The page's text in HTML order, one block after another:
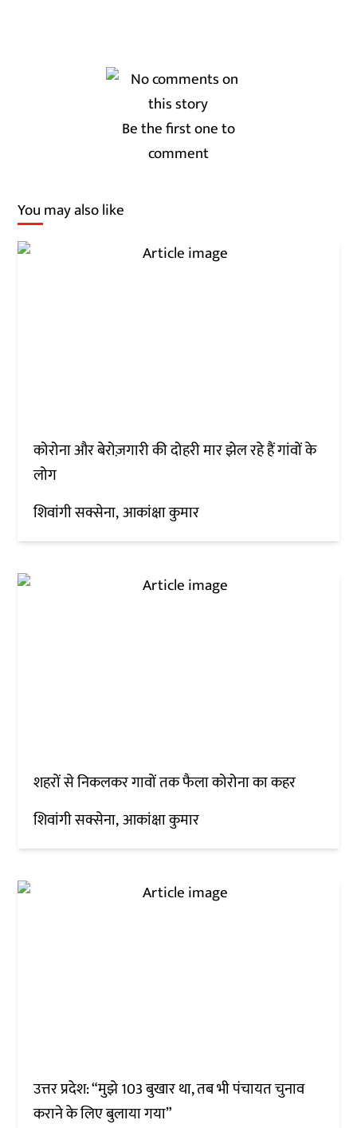
Be the first one to
comment
You may also like
कोरोना और बेरोज़गारी की दोहरी मार झेल रहे हैं गांवों के
लोग
शिवांगी सक्सेना आकांक्षा कुमार
शहरों से निकलकर गावों तक फैला कोरोना का कहर
शिवांगी सक्सेना आकांक्षा कुमार
उत्तर प्रदेश: “मुझे 103 बुखार था, तब भी पंचायत चुनाव
कराने के लिए बुलाया गया”